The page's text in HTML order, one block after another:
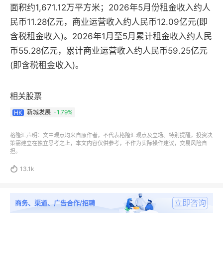
面积约1,671.12万平方米；2026年5月份租金收入约人
民币11.28亿元，商业运营收入约人民币12.09亿元(即
含税租金收入)。2026年1月至5月累计租金收入约人民
币55.28亿元，累计商业运营收入约人民币59.25亿元
(即含税租金收入)。
相关股票
HK 新城发展 -1.79%
格隆汇声明：文中观点均来自原作者，不代表格隆汇观点及立场。特别提醒，投资决
策需建立在独立思考之上，本文内容仅供参考，不作为实际操作建议，交易风险自
担。
 13.1k
商务、渠道、广告合作/招聘 立即咨询